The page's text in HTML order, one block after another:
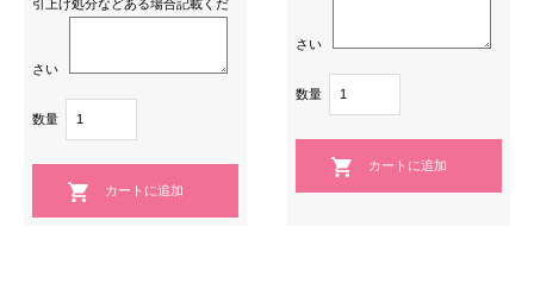
引上げ処分などある場合記載くだ
さい
数量
さい
数量